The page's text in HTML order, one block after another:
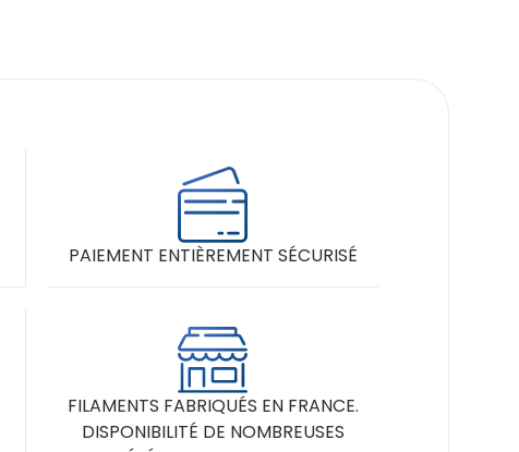
PAIEMENT ENTIÈREMENT SÉCURISÉ
FILAMENTS FABRIQUÉS EN FRANCE.
DISPONIBILITÉ DE NOMBREUSES